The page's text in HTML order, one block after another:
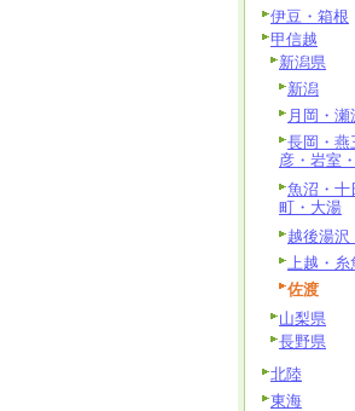
伊豆・箱根
甲信越
新潟県
新潟
月岡・
長岡・燕
彦・岩室
魚沼・十
町・大湯
越後湯沢
上越・糸
佐渡
山梨県
長野県
北陸
東海